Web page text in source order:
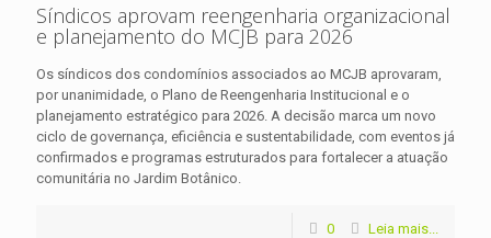
Síndicos aprovam reengenharia organizacional
e planejamento do MCJB para 2026
Os síndicos dos condomínios associados ao MCJB aprovaram,
por unanimidade, o Plano de Reengenharia Institucional e o
planejamento estratégico para 2026. A decisão marca um novo
ciclo de governança, eficiência e sustentabilidade, com eventos já
confirmados e programas estruturados para fortalecer a atuação
comunitária no Jardim Botânico.
0 Leia mais...